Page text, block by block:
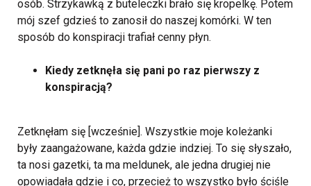
osób. Strzykawką z buteleczki brało się kropelkę. Potem
mój szef gdzieś to zanosił do naszej komórki. W ten
sposób do konspiracji trafiał cenny płyn.
Kiedy zetknęła się pani po raz pierwszy z
konspiracją?
Zetknęłam się [wcześnie]. Wszystkie moje koleżanki
były zaangażowane, każda gdzie indziej. To się słyszało,
ta nosi gazetki, ta ma meldunek, ale jedna drugiej nie
opowiadała gdzie i co, przecież to wszystko było ściśle